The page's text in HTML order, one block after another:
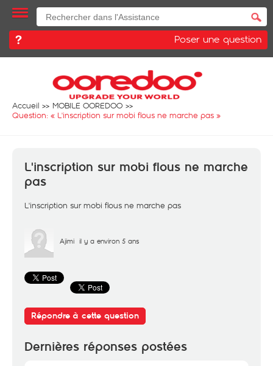
Poser une question
Accueil
MOBILE OOREDOO
Question: « L'inscription sur mobi flous ne marche pas »
L'inscription sur mobi flous ne marche
pas
L'inscription sur mobi flous ne marche pas
Ajimi il y a environ 5 ans
Répondre à cette question
Dernières réponses postées